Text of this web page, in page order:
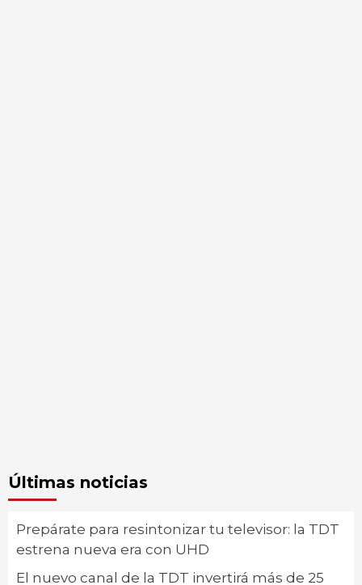
Últimas noticias
Prepárate para resintonizar tu televisor: la TDT
estrena nueva era con UHD
El nuevo canal de la TDT invertirá más de 25